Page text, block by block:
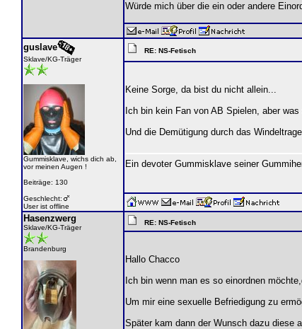
Würde mich über die ein oder andere
guslave
Sklave/KG-Träger
Gummisklave, wichs dich ab,
vor meinen Augen !
Beiträge: 130
Geschlecht:
User ist offline
RE: NS-Fetisch
Keine Sorge, da bist du nicht allein...
Ich bin kein Fan von AB Spielen, aber
Und die Demütigung durch das
Ein devoter Gummisklave seiner
Hasenzwerg
Sklave/KG-Träger
Brandenburg
RE: NS-Fetisch
Hallo Chacco
Ich bin wenn man es so einordnen
Um mir eine sexuelle Befriedigung zu
Später kam dann der Wunsch dazu diese